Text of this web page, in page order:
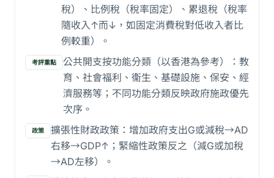
稅）、比例稅（稅率固定）、累退稅（稅率
隨收入↑而↓，如固定消費稅對低收入者比
例較重）。
考評重點
公共開支按功能分類（以香港為參考）：教
育、社會福利、衞生、基礎設施、保安、經
濟服務等；不同功能分類反映政府施政優先
次序。
政策
擴張性財政政策：增加政府支出G或減稅→AD
右移→GDP↑；緊縮性政策反之（減G或加稅
→AD左移）。